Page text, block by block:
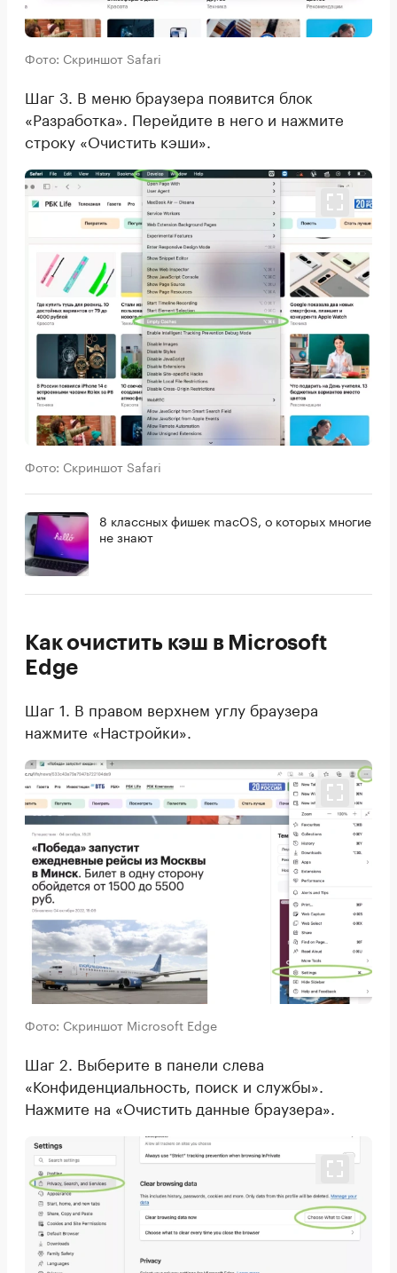
Фото: Скриншот Safari
Шаг 3. В меню браузера появится блок
«Разработка». Перейдите в него и нажмите
строку «Очистить кэши».
Фото: Скриншот Safari
8 классных фишек macOS, о которых многие
не знают
Как очистить кэш в Microsoft
Edge
Шаг 1. В правом верхнем углу браузера
нажмите «Настройки».
Фото: Скриншот Microsoft Edge
Шаг 2. Выберите в панели слева
«Конфиденциальность, поиск и службы».
Нажмите на «Очистить данные браузера».